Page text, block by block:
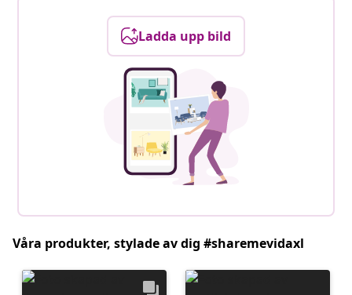
Ladda upp bild
Våra produkter, stylade av dig #sharemevidaxl